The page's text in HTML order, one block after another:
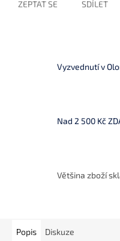
ZEPTAT SE SDÍLET
Vyzvednutí v
Nad 2 500 Kč
Většina zboží
Popis Diskuze